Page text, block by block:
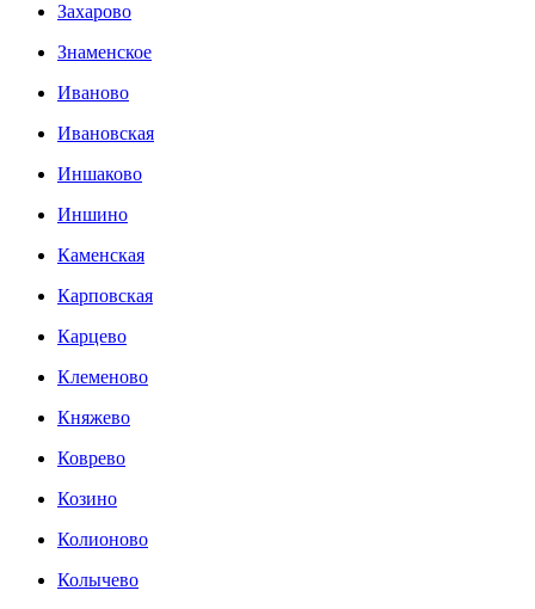
Захарово
Знаменское
Иваново
Ивановская
Иншаково
Иншино
Каменская
Карповская
Карцево
Клеменово
Княжево
Коврево
Козино
Колионово
Колычево